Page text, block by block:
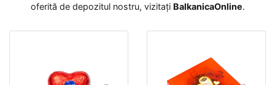
oferită de depozitul nostru, vizitați BalkanicaOnline․